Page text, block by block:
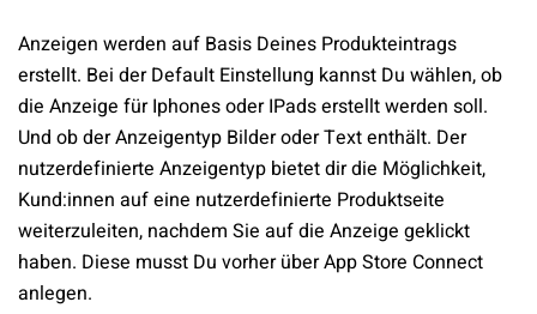
Anzeigen werden auf Basis Deines Produkteintrags
erstellt. Bei der Default Einstellung kannst Du wählen, ob
die Anzeige für Iphones oder IPads erstellt werden soll.
Und ob der Anzeigentyp Bilder oder Text enthält. Der
nutzerdefinierte Anzeigentyp bietet dir die Möglichkeit,
Kund:innen auf eine nutzerdefinierte Produktseite
weiterzuleiten, nachdem Sie auf die Anzeige geklickt
haben. Diese musst Du vorher über App Store Connect
anlegen.